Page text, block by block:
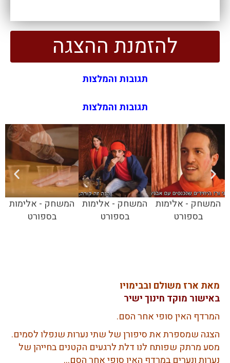
להזמנת ההצגה
תגובות והמלצות
תגובות והמלצות
המשחק - אלימות
בספורט
המשחק - אלימות
בספורט
המשחק - אלימות
בספורט
מאת ארז משולם ובבימויו
באישור מוקד חינוך ישיר
המרדף האין סופי אחר הסם.
הצגה שמספרת את סיפורן של שתי נערות שנפלו לסמים.
מסע מרתק שפותח לנו דלת לרגעים הקטנים בחייהן של